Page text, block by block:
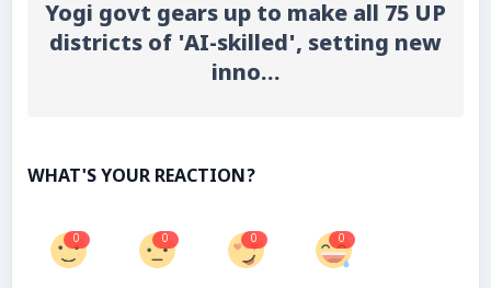
Yogi govt gears up to make all 75 UP
districts of 'AI-skilled', setting new
inno...
WHAT'S YOUR REACTION?
0 0 0 0